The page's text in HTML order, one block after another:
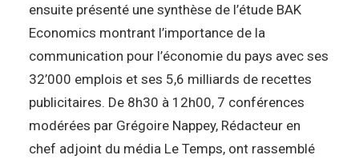
ensuite présenté une synthèse de l’étude BAK
Economics montrant l’importance de la
communication pour l’économie du pays avec ses
32’000 emplois et ses 5,6 milliards de recettes
publicitaires. De 8h30 à 12h00, 7 conférences
modérées par Grégoire Nappey, Rédacteur en
chef adjoint du média Le Temps, ont rassemblé